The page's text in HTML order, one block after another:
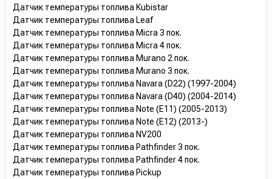
Датчик температуры топлива Kubistar
Датчик температуры топлива Leaf
Датчик температуры топлива Micra 3 пок.
Датчик температуры топлива Micra 4 пок.
Датчик температуры топлива Murano 2 пок.
Датчик температуры топлива Murano 3 пок.
Датчик температуры топлива Navara (D22) (1997-2004)
Датчик температуры топлива Navara (D40) (2004-2014)
Датчик температуры топлива Note (E11) (2005-2013)
Датчик температуры топлива Note (E12) (2013-)
Датчик температуры топлива NV200
Датчик температуры топлива Pathfinder 3 пок.
Датчик температуры топлива Pathfinder 4 пок.
Датчик температуры топлива Pickup